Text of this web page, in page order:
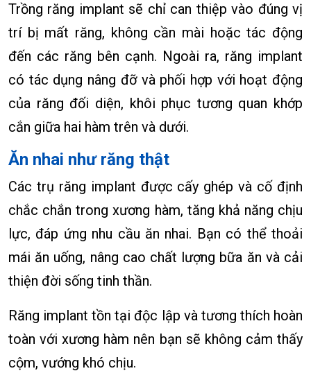
Trồng răng implant sẽ chỉ can thiệp vào đúng vị
trí bị mất răng, không cần mài hoặc tác động
đến các răng bên cạnh. Ngoài ra, răng implant
có tác dụng nâng đỡ và phối hợp với hoạt động
của răng đối diện, khôi phục tương quan khớp
cắn giữa hai hàm trên và dưới.
Ăn nhai như răng thật
Các trụ răng implant được cấy ghép và cố định
chắc chắn trong xương hàm, tăng khả năng chịu
lực, đáp ứng nhu cầu ăn nhai. Bạn có thể thoải
mái ăn uống, nâng cao chất lượng bữa ăn và cải
thiện đời sống tinh thần.
Răng implant tồn tại độc lập và tương thích hoàn
toàn với xương hàm nên bạn sẽ không cảm thấy
cộm, vướng khó chịu.